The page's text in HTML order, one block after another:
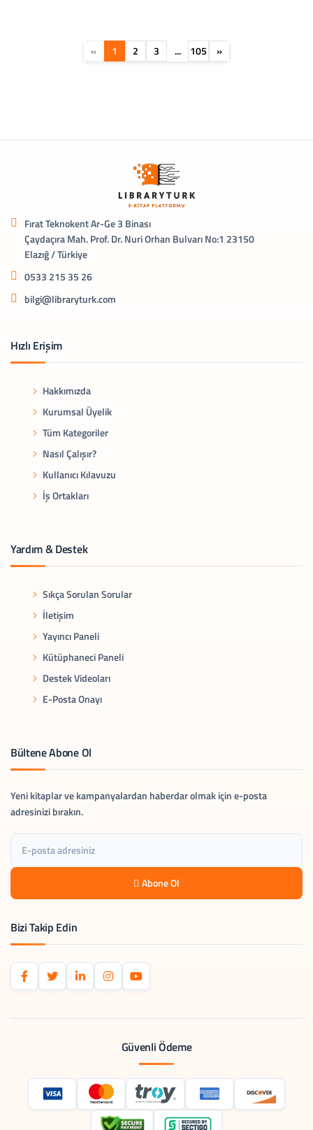
« 1 2 3 ... 105 »
Fırat Teknokent Ar-Ge 3 Binası
Çaydaçıra Mah. Prof. Dr. Nuri Orhan Bulvarı No:1 23150
Elazığ / Türkiye
0533 215 35 26
bilgi@libraryturk.com
Hızlı Erişim
Hakkımızda
Kurumsal Üyelik
Tüm Kategoriler
Nasıl Çalışır?
Kullanıcı Kılavuzu
İş Ortakları
Yardım & Destek
Sıkça Sorulan Sorular
İletişim
Yayıncı Paneli
Kütüphaneci Paneli
Destek Videoları
E-Posta Onayı
Bültene Abone Ol
Yeni kitaplar ve kampanyalardan haberdar olmak için e-posta
adresinizi bırakın.
Abone Ol
Bizi Takip Edin
Güvenli Ödeme